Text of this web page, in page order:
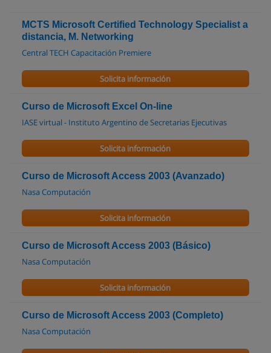
MCTS Microsoft Certified Technology Specialist a
distancia, M. Networking
Central TECH Capacitación Premiere
Solicita información
Curso de Microsoft Excel On-line
IASE virtual - Instituto Argentino de Secretarias Ejecutivas
Solicita información
Curso de Microsoft Access 2003 (Avanzado)
Nasa Computación
Solicita información
Curso de Microsoft Access 2003 (Básico)
Nasa Computación
Solicita información
Curso de Microsoft Access 2003 (Completo)
Nasa Computación